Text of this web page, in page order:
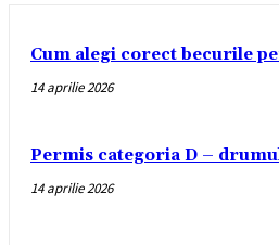
Cum alegi corect becurile
14 aprilie 2026
Permis categoria D –
14 aprilie 2026